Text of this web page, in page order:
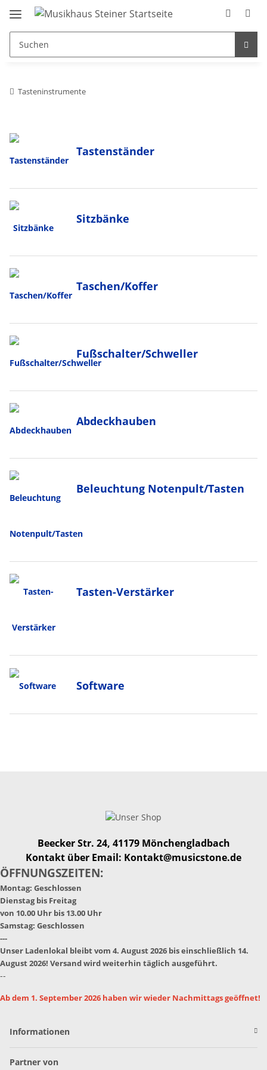
Tasteninstrumente
Tastenständer
Sitzbänke
Taschen/Koffer
Fußschalter/Schweller
Abdeckhauben
Beleuchtung Notenpult/Tasten
Tasten-Verstärker
Software
Beecker Str. 24, 41179 Mönchengladbach
Kontakt über Email: Kontakt@musicstone.de
ÖFFNUNGSZEITEN:
Montag: Geschlossen
Dienstag bis Freitag
von 10.00 Uhr bis 13.00 Uhr
Samstag: Geschlossen
---
Unser Ladenlokal bleibt vom 4. August 2026 bis einschließlich 14.
August 2026! Versand wird weiterhin täglich ausgeführt.
--
Ab dem 1. September 2026 haben wir wieder Nachmittags geöffnet!
Informationen
Partner von